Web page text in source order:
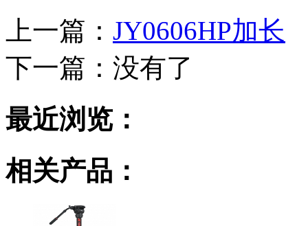
上一篇： JY0606HP加长
下一篇： 没有了
最近浏览：
相关产品：